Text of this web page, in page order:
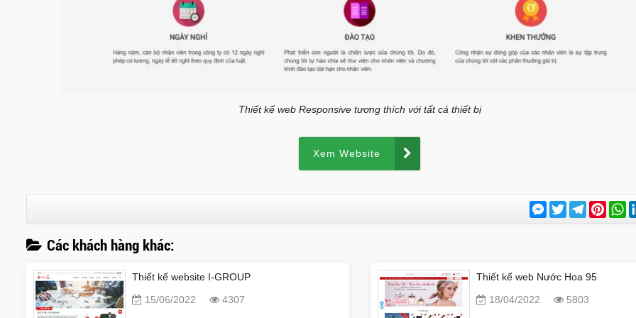
Thiết kế web Responsive tương thích với tất cả thiết bị
Xem Website
Messenger
TwitterTelegram
Các khách hàng khác:
Thiết kế website I-GROUP
15/06/2022
4307
Thiết kế web Nước Hoa 95
18/04/2022
5803